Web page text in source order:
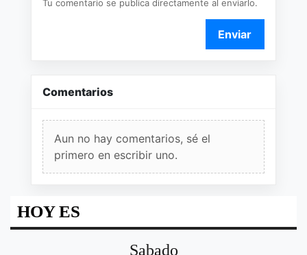
Tu comentario se publica directamente al enviarlo.
Enviar
Comentarios
Aun no hay comentarios, sé el
primero en escribir uno.
HOY ES
Sabado